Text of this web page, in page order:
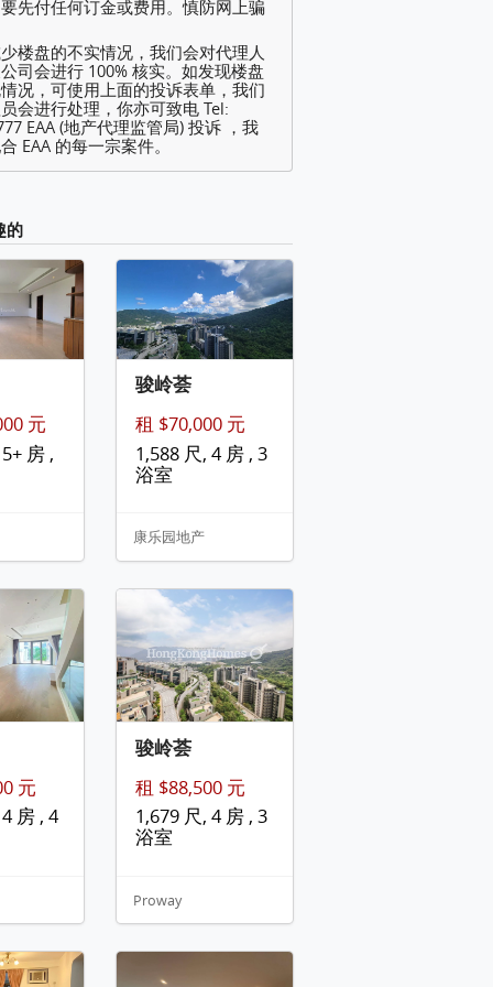
先付任何订金或费用。慎防网上骗
楼盘的不实情况，我们会对代理人
司会进行 100% 核实。如发现楼盘
况，可使用上面的投诉表单，我们
会进行处理，你亦可致电 Tel:
EAA (地产代理监管局) 投诉 ，我
EAA 的每一宗案件。
的
元
房 ,
骏岭荟
租 $70,000 元
1,588 尺, 4 房 , 3
浴室
康乐园地产
元
房 , 4
骏岭荟
租 $88,500 元
1,679 尺, 4 房 , 3
浴室
Proway